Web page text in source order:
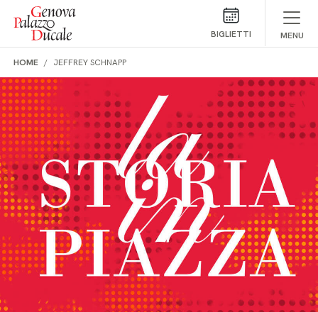
Salta al contenuto
BIGLIETTI MENU
HOME JEFFREY SCHNAPP